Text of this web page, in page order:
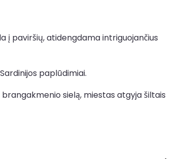
į paviršių, atidengdama intriguojančius
paplūdimiai.
sielą, miestas atgyja šiltais